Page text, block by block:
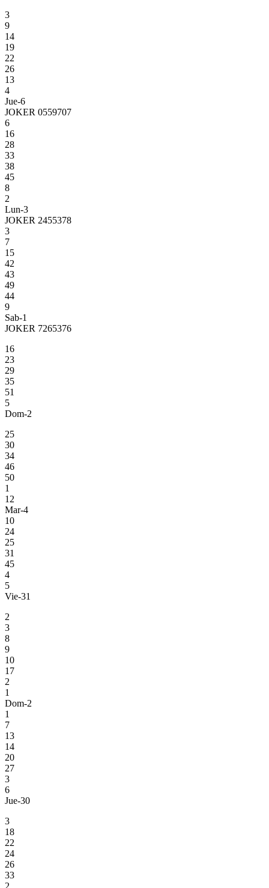
3
9
14
19
22
26
13
4
Jue-6
JOKER 0559707
6
16
28
33
38
45
8
2
Lun-3
JOKER 2455378
3
7
15
42
43
49
44
9
Sab-1
JOKER 7265376
16
23
29
35
51
5
Dom-2
25
30
34
46
50
1
12
Mar-4
10
24
25
31
45
4
5
Vie-31
2
3
8
9
10
17
2
1
Dom-2
1
7
13
14
20
27
3
6
Jue-30
3
18
22
24
26
33
2